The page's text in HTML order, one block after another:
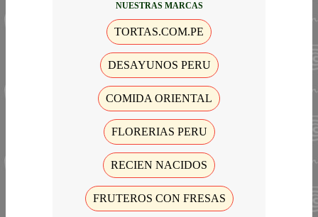
NUESTRAS MARCAS
TORTAS.COM.PE
DESAYUNOS PERU
COMIDA ORIENTAL
FLORERIAS PERU
RECIEN NACIDOS
FRUTEROS CON FRESAS